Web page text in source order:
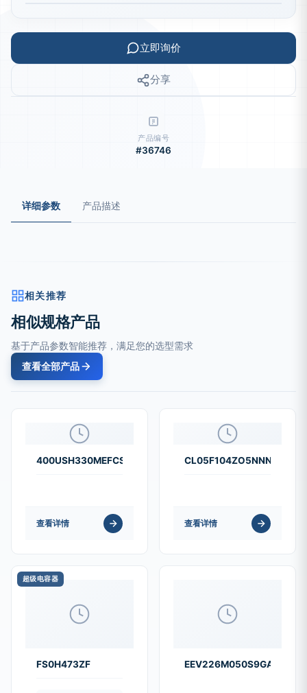
立即询价
分享
产品编号
#36746
详细参数 产品描述
相关推荐
相似规格产品
基于产品参数智能推荐，满足您的选型需求
查看全部产品
400USH330MEFCSN25X35
查看详情
CL05F104ZO5NNNC
查看详情
超级电容器
FS0H473ZF EEV226M050S9GAA